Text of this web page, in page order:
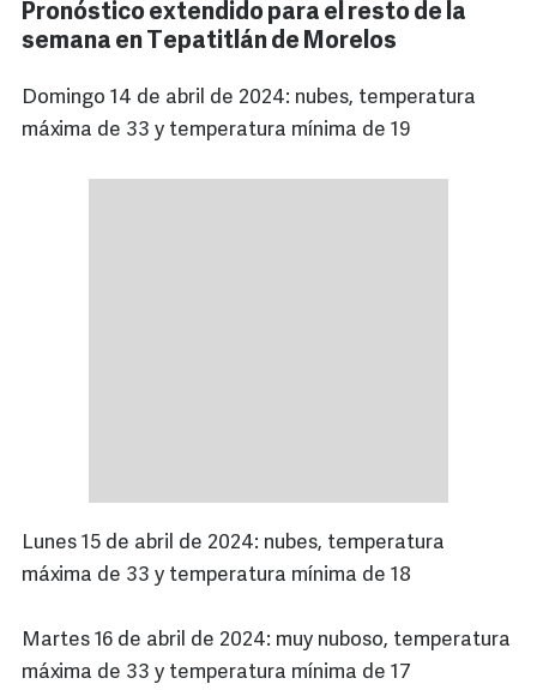
Pronóstico extendido para el resto de la
semana en Tepatitlán de Morelos
Domingo 14 de abril de 2024: nubes, temperatura
máxima de 33 y temperatura mínima de 19
Lunes 15 de abril de 2024: nubes, temperatura
máxima de 33 y temperatura mínima de 18
Martes 16 de abril de 2024: muy nuboso, temperatura
máxima de 33 y temperatura mínima de 17